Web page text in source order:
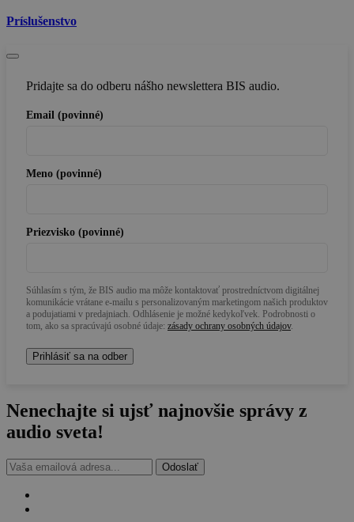
Príslušenstvo
Pridajte sa do odberu nášho newslettera BIS audio.
Email (povinné)
Meno (povinné)
Priezvisko (povinné)
Súhlasím s tým, že BIS audio ma môže kontaktovať prostredníctvom digitálnej
komunikácie vrátane e-mailu s personalizovaným marketingom našich produktov
a podujatiami v predajniach. Odhlásenie je možné kedykoľvek. Podrobnosti o
tom, ako sa spracúvajú osobné údaje: zásady ochrany osobných údajov.
Nenechajte si ujsť najnovšie správy z
audio sveta!
Odoslať